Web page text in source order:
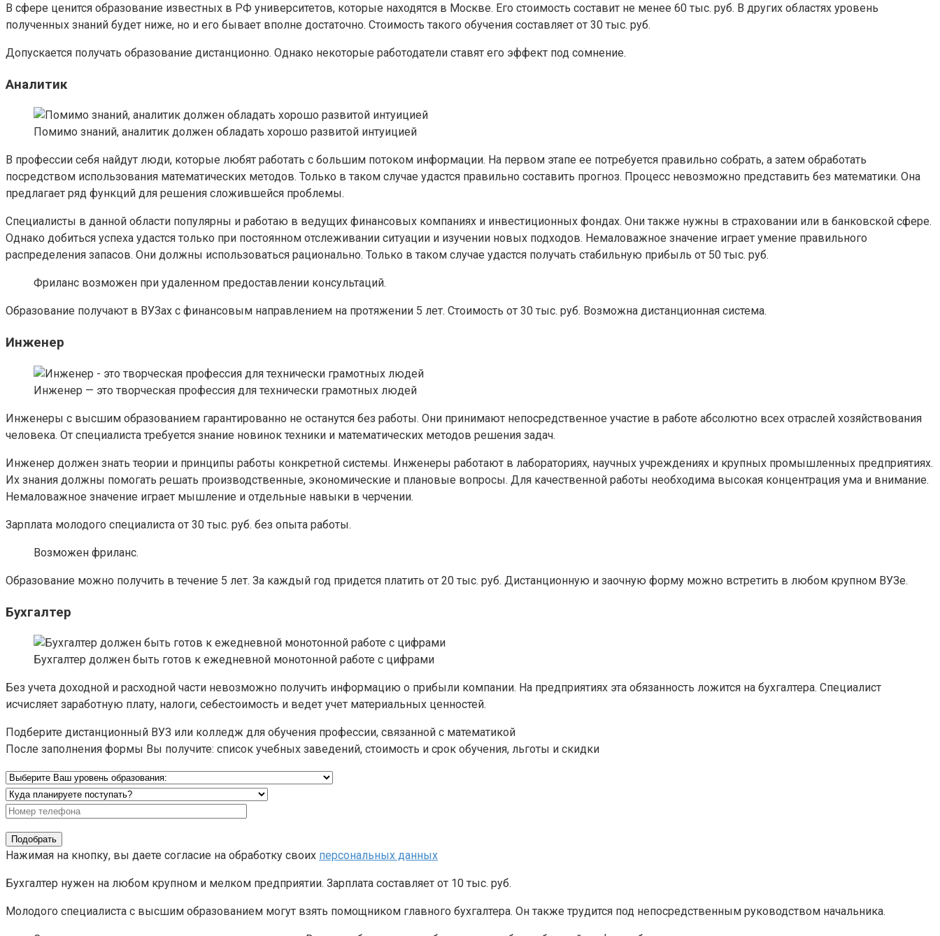
В сфере ценится образование известных в РФ университетов, которые находятся в Москве. Его стоимость составит не менее 60 тыс. руб. В других областях уровень
полученных знаний будет ниже, но и его бывает вполне достаточно. Стоимость такого обучения составляет от 30 тыс. руб.
Допускается получать образование дистанционно. Однако некоторые работодатели ставят его эффект под сомнение.
Аналитик
Помимо знаний, аналитик должен обладать хорошо развитой интуицией
В профессии себя найдут люди, которые любят работать с большим потоком информации. На первом этапе ее потребуется правильно собрать, а затем обработать
посредством использования математических методов. Только в таком случае удастся правильно составить прогноз. Процесс невозможно представить без математики. Она
предлагает ряд функций для решения сложившейся проблемы.
Специалисты в данной области популярны и работаю в ведущих финансовых компаниях и инвестиционных фондах. Они также нужны в страховании или в банковской сфере.
Однако добиться успеха удастся только при постоянном отслеживании ситуации и изучении новых подходов. Немаловажное значение играет умение правильного
распределения запасов. Они должны использоваться рационально. Только в таком случае удастся получать стабильную прибыль от 50 тыс. руб.
Фриланс возможен при удаленном предоставлении консультаций.
Образование получают в ВУЗах с финансовым направлением на протяжении 5 лет. Стоимость от 30 тыс. руб. Возможна дистанционная система.
Инженер
Инженер — это творческая профессия для технически грамотных людей
Инженеры с высшим образованием гарантированно не останутся без работы. Они принимают непосредственное участие в работе абсолютно всех отраслей хозяйствования
человека. От специалиста требуется знание новинок техники и математических методов решения задач.
Инженер должен знать теории и принципы работы конкретной системы. Инженеры работают в лабораториях, научных учреждениях и крупных промышленных предприятиях.
Их знания должны помогать решать производственные, экономические и плановые вопросы. Для качественной работы необходима высокая концентрация ума и внимание.
Немаловажное значение играет мышление и отдельные навыки в черчении.
Зарплата молодого специалиста от 30 тыс. руб. без опыта работы.
Возможен фриланс.
Образование можно получить в течение 5 лет. За каждый год придется платить от 20 тыс. руб. Дистанционную и заочную форму можно встретить в любом крупном ВУЗе.
Бухгалтер
Бухгалтер должен быть готов к ежедневной монотонной работе с цифрами
Без учета доходной и расходной части невозможно получить информацию о прибыли компании. На предприятиях эта обязанность ложится на бухгалтера. Специалист
исчисляет заработную плату, налоги, себестоимость и ведет учет материальных ценностей.
Подберите дистанционный ВУЗ или колледж для обучения профессии, связанной с математикой
После заполнения формы Вы получите: список учебных заведений, стоимость и срок обучения, льготы и скидки
Нажимая на кнопку, вы даете согласие на обработку своих персональных данных
Бухгалтер нужен на любом крупном и мелком предприятии. Зарплата составляет от 10 тыс. руб.
Молодого специалиста с высшим образованием могут взять помощником главного бухгалтера. Он также трудится под непосредственным руководством начальника.